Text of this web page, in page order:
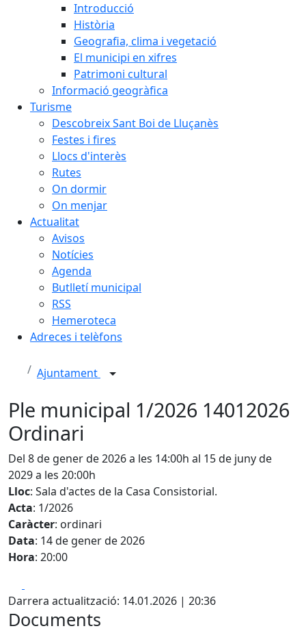
Introducció
Història
Geografia, clima i vegetació
El municipi en xifres
Patrimoni cultural
Informació geogràfica
Turisme
Descobreix Sant Boi de Lluçanès
Festes i fires
Llocs d'interès
Rutes
On dormir
On menjar
Actualitat
Avisos
Notícies
Agenda
Butlletí municipal
RSS
Hemeroteca
Adreces i telèfons
Ajuntament
Ple municipal 1/2026 14012026
Ordinari
Del 8 de gener de 2026 a les 14:00h al 15 de juny de
2029 a les 20:00h
Lloc: Sala d'actes de la Casa Consistorial.
Acta: 1/2026
Caràcter: ordinari
Data: 14 de gener de 2026
Hora: 20:00
Darrera actualització: 14.01.2026 | 20:36
Documents